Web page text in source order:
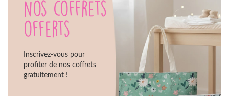
Nos coffrets
offerts
Inscrivez-vous pour
profiter de nos coffrets
gratuitement !